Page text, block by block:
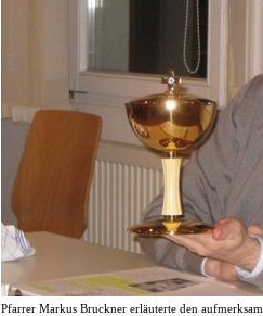
Pfarrer Markus Bruckner erläuterte den